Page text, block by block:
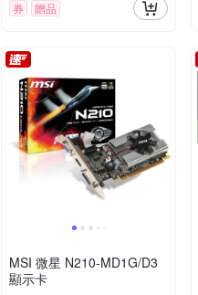
券 贈品
MSI 微星 N210-MD1G/D3
顯示卡